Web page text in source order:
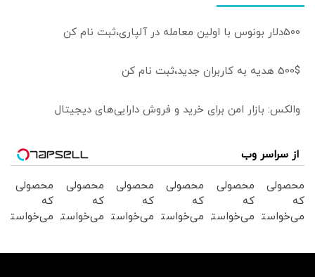
500دلار بونوس با اولین معامله در آلپاری،ثبت نام کن
500$ هدیه به کاربران جدید،ثبت نام کن
والکس: بازار امن برای خرید و فروش دارایی‌های دیجیتال
از سراسر وب
محصولی
که
می‌خواستی
محصولی
که
می‌خواستی
محصولی
که
می‌خواستی
محصولی
که
می‌خواستی
محصولی
که
می‌خواستی
محصولی
که
می‌خواستی